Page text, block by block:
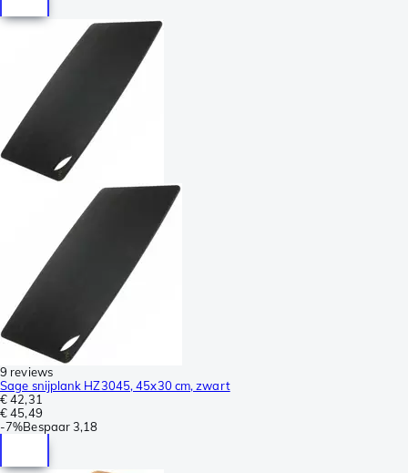
9 reviews
Sage snijplank HZ3045, 45x30 cm, zwart
€ 42,31
€ 45,49
-7%Bespaar3,18